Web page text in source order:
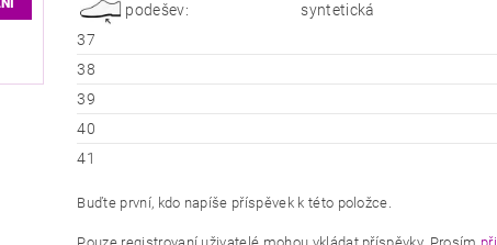
podešev:
syntetická
37
38
39
40
41
Buďte první, kdo napíše příspěvek k této položce.